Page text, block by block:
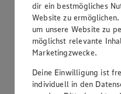
dir ein bestmögliches
Website zu
um unsere Website zu
möglichst relevante
Marketingzwecke.
Deine Einwilligung ist
individuell in den